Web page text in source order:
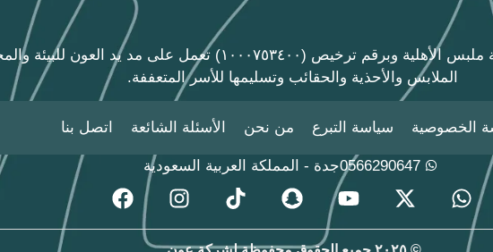
مبادرة عون الخيرية إحدى مبادرات جمعية ملبس الأهلية وبرقم ترخيص
الملابس والأحذية والحقائب وتسليمها للأسر المتعففة.
الخصوصية سياسة التبرع من نحن الأسئلة الشائعة اتصل بنا
0566290647جدة - المملكة العربية السعودية